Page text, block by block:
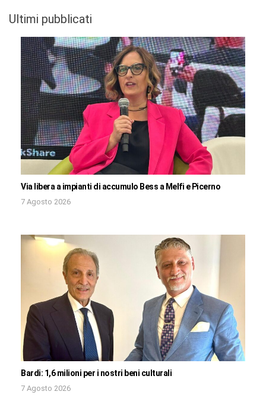
Ultimi pubblicati
Via libera a impianti di accumulo Bess a Melfi e Picerno
7 Agosto 2026
Bardi: 1,6 milioni per i nostri beni culturali
7 Agosto 2026